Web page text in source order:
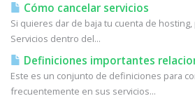
Cómo cancelar servicios
Si quieres dar de baja tu cuenta de
Servicios dentro del...
Definiciones importantes
Este es un conjunto de definiciones para
frecuentemente en sus servicios...